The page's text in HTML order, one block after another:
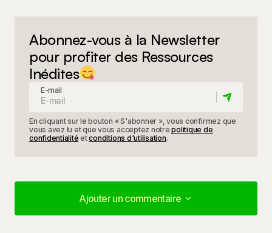
Abonnez-vous à la Newsletter
pour profiter des Ressources
Inédites
E-mail
En cliquant sur le bouton « S'abonner », vous confirmez que
vous avez lu et que vous acceptez notrepolitique de
confidentialité etconditions d'utilisation.
Ajouter un commentaire
Ajouter un commentaire